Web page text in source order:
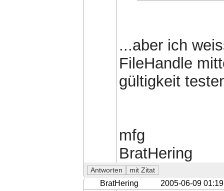
...aber ich
FileHandle
gültigkeit
mfg
BratHering
BratHering 2005-06-09 01:19